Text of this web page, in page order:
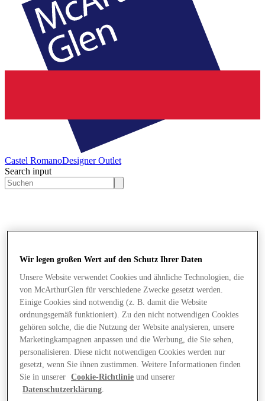
Castel RomanoDesigner Outlet
Search input
Wir legen großen Wert auf den Schutz Ihrer Daten
Unsere Website verwendet Cookies und ähnliche Technologien, die
von McArthurGlen für verschiedene Zwecke gesetzt werden.
Einige Cookies sind notwendig (z. B. damit die Website
ordnungsgemäß funktioniert). Zu den nicht notwendigen Cookies
gehören solche, die die Nutzung der Website analysieren, unsere
Marketingkampagnen anpassen und die Werbung, die Sie sehen,
personalisieren. Diese nicht notwendigen Cookies werden nur
gesetzt, wenn Sie ihnen zustimmen. Weitere Informationen finden
Sie in unserer
Cookie-Richtlinie und unserer
Datenschutzerklärung